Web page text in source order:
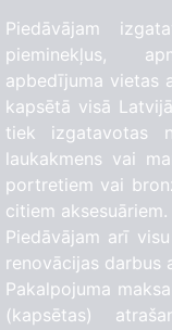
Piedāvājam
pieminekļus,
apbedījuma vietas
kapsētā visā
tiek izgatavotas
laukakmens vai
portretiem vai
citiem aksesuāriem.
Piedāvājam arī
renovācijas darbus
Pakalpojuma
(kapsētas)